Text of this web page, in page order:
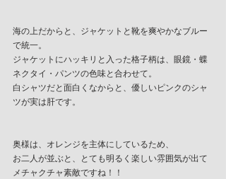
海の上だからと、ジャケットと靴を爽やかなブルー
で統一。
ジャケットにハッキリと入った格子柄は、眼鏡・蝶
ネクタイ・パンツの色味と合わせて。
白シャツだと面白くなからと、優しいピンクのシャ
ツが実は肝です。
奥様は、オレンジを主体にしているため、
お二人が並ぶと、とても明るく楽しい雰囲気が出て
メチャクチャ素敵ですね！！